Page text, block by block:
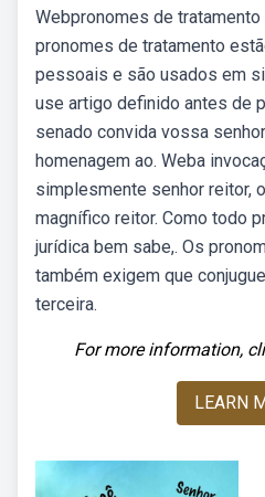
Webpronomes de
pronomes de tratamento
pessoais e são usados em
use artigo definido antes de
senado convida vossa
homenagem ao. Weba
simplesmente senhor reitor,
magnífico reitor. Como todo
jurídica bem sabe,. Os
também exigem que
terceira.
For more information,
LEARN